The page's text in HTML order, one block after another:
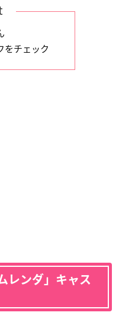
をチェック
レンダ」キャス